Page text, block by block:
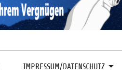
IMPRESSUM/DATENSCHUTZ